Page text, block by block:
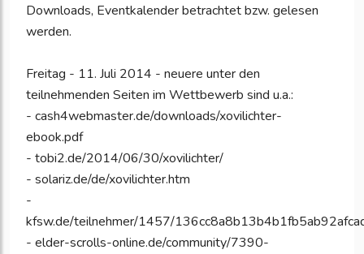
Downloads, Eventkalender betrachtet bzw. gelesen
werden.
Freitag - 11. Juli 2014 - neuere unter den
teilnehmenden Seiten im Wettbewerb sind u.a.:
- cash4webmaster.de/downloads/xovilichter-
ebook.pdf
- tobi2.de/2014/06/30/xovilichter/
- solariz.de/de/xovilichter.htm
-
kfsw.de/teilnehmer/1457/
- elder-scrolls-online.de/community/7390-